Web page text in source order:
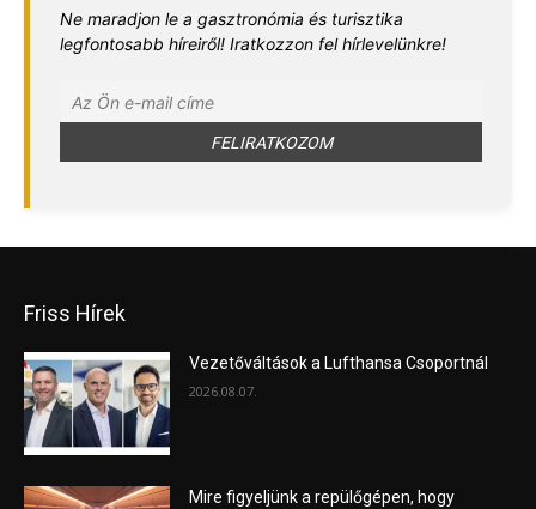
Ne maradjon le a gasztronómia és turisztika
legfontosabb híreiről! Iratkozzon fel hírlevelünkre!
Friss Hírek
Vezetőváltások a Lufthansa Csoportnál
2026.08.07.
Mire figyeljünk a repülőgépen, hogy